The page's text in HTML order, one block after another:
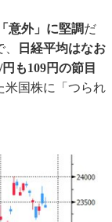
意外」に堅調だ
日経平均はなお
も109円の節目
米国株に「つられ